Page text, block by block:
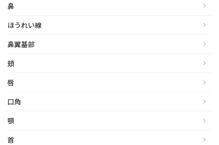
鼻
ほうれい線
鼻翼基部
頬
唇
口角
顎
首